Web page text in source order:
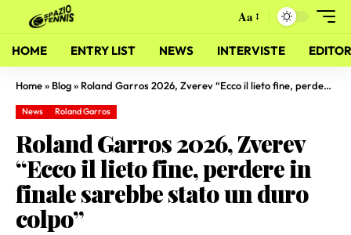
Aa
HOME ENTRY LIST NEWS INTERVISTE
Home» Blog» Roland Garros 2026, Zverev “Ecco il lieto fine, perdere in finale sarebbe stato un duro colpo”
News Roland Garros
Roland Garros 2026, Zverev
“Ecco il lieto fine, perdere in
finale sarebbe stato un duro
colpo”